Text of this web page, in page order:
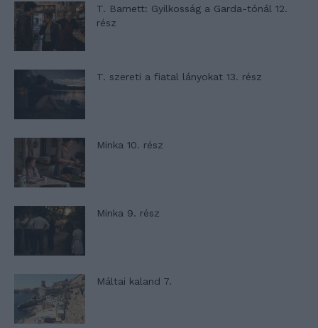
T. Barnett: Gyilkosság a Garda-tónál 12.
rész
T. szereti a fiatal lányokat 13. rész
Minka 10. rész
Minka 9. rész
Máltai kaland 7.